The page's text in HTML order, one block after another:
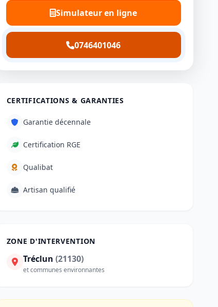
Simulateur en ligne
0746401046
CERTIFICATIONS & GARANTIES
Garantie décennale
Certification RGE
Qualibat
Artisan qualifié
ZONE D'INTERVENTION
Tréclun (21130)
et communes environnantes